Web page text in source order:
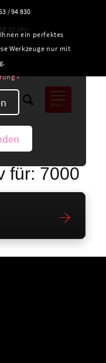
/ 94 830
18:00 Uhr
Menü
für: 7000
ein perfektes
Werkzeuge nur mit
»